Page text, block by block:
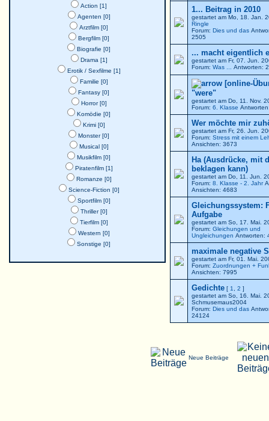
Action [1]
Agenten [0]
Arztfilm [0]
Bergfilm [0]
Biografie [0]
Drama [1]
Erotik / Sexfilme [1]
Familie [0]
Fantasy [0]
Horror [0]
Komödie [0]
Krimi [0]
Monster [0]
Musical [0]
Musikfilm [0]
Piratenfilm [1]
Romanze [0]
Science-Fiction [0]
Sportfilm [0]
Thriller [0]
Tierfilm [0]
Western [0]
Sonstige [0]
1... Beitrag in 2010
gestartet am Mo, 18. Jan.
Ringle
Forum: Dies und das
2505
... macht eigentlich
gestartet am Fr, 07. Jun.
Forum: Was ... Antworten:
[online-
"were"
gestartet am Do, 11. Nov.
Forum: 6. Klasse
Wer möchte mir
gestartet am Fr, 26. Jun.
Forum: Stress mit einem
Ansichten: 3673
Ha (Ausdrücke, mit
beklagen kann)
gestartet am Do, 11. Jun.
Forum: 8. Klasse - 2. Jahr
Ansichten: 4683
Gleichungssystem:
Aufgabe
gestartet am So, 17. Mai.
Forum: Gleichungen und
Ungleichungen Antworten:
maximale negative
gestartet am Fr, 01. Mai.
Forum: Zuordnungen +
Ansichten: 7995
Gedichte [ 1 2 ]
gestartet am So, 16. Mai.
Schmusemaus2004
Forum: Dies und das
24124
Neue Beiträge